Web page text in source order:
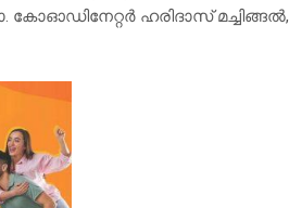
ഹരിദാസ് മച്ചിങ്ങൽ,